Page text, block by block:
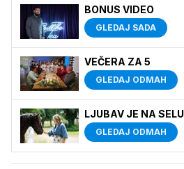
BONUS VIDEO
GLEDAJ SADA
VEČERA ZA 5
GLEDAJ ODMAH
LJUBAV JE NA SELU
GLEDAJ ODMAH